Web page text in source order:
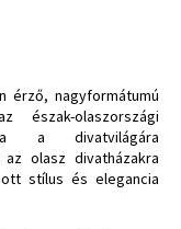
érző, nagyformátumú
észak-olaszországi
a divatvilágára
olasz divatházakra
stílus és elegancia